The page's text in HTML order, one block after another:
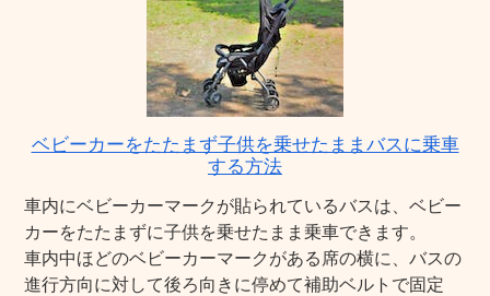
ベビーカーをたたまず子供を乗せたままバスに乗車
する方法
車内にベビーカーマークが貼られているバスは、ベビー
カーをたたまずに子供を乗せたまま乗車できます。
車内中ほどのベビーカーマークがある席の横に、バスの
進行方向に対して後ろ向きに停めて補助ベルトで固定